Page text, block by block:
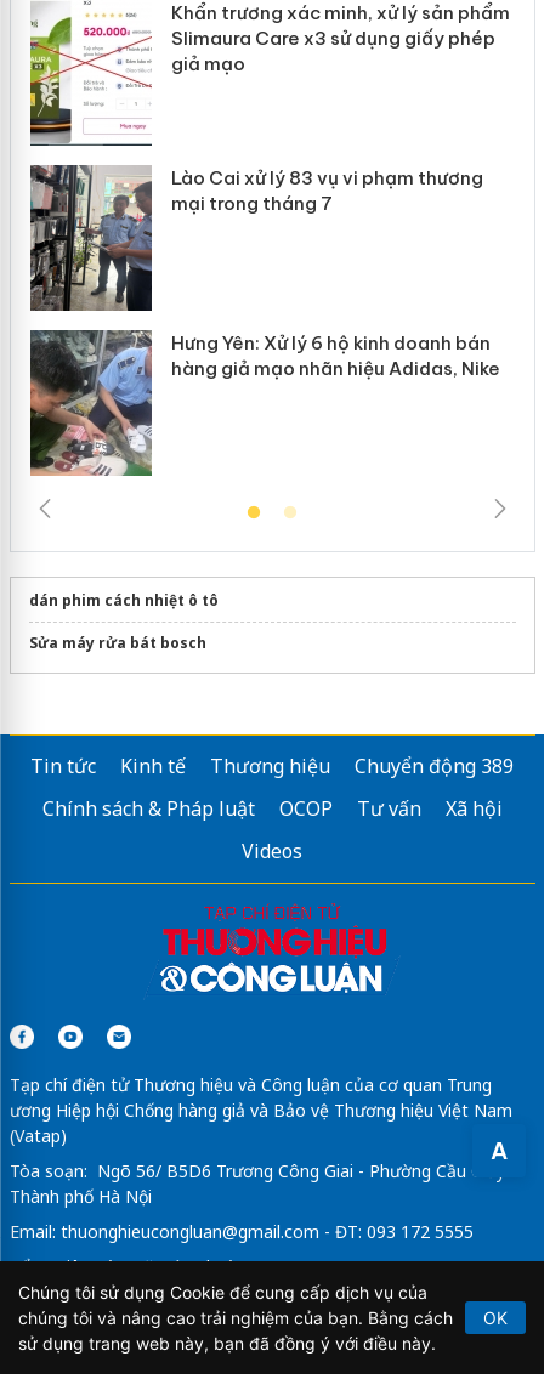
A
Khẩn trương xác minh, xử lý sản phẩm
Slimaura Care x3 sử dụng giấy phép
giả mạo
Lào Cai xử lý 83 vụ vi phạm thương
mại trong tháng 7
Hưng Yên: Xử lý 6 hộ kinh doanh bán
hàng giả mạo nhãn hiệu Adidas, Nike
dán phim cách nhiệt ô tô
Sửa máy rửa bát bosch
Tin tức Kinh tế Thương hiệu
Chuyển động 389
Chính sách & Pháp luật
OCOP Tư vấn
Xã hội
Videos
Tạp chí điện tử Thương hiệu và Công luận của cơ quan Trung
ương Hiệp hội Chống hàng giả và Bảo vệ Thương hiệu Việt Nam
(Vatap)
Tòa soạn: Ngõ 56/ B5D6 Trương Công Giai - Phường Cầu Giấy -
Thành phố Hà Nội
Email: thuonghieucongluan@gmail.com - ĐT: 093 172 5555
Tổng Biên Tập: Vũ Đức Thuận
Giấy phép hoạt động báo chí điện tử số 64/GP-BTTTT do Bộ
Thông tin và Truyền thông cấp ngày 21/2/2020.
Chúng tôi sử dụng Cookie để cung cấp dịch vụ của
chúng tôi và nâng cao trải nghiệm của bạn. Bằng cách
sử dụng trang web này, bạn đã đồng ý với điều này.
OK